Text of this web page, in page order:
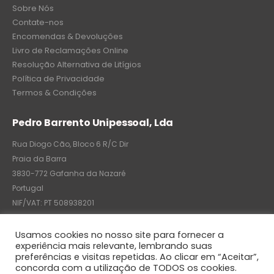
Sobre Nós
Contate-nos
Encomendas & Devoluções
Livro de Reclamações Online
Resolução Alternativa de Litígios
Política de Privacidade
Termos & Condições
Pedro Barrento Unipessoal, Lda
Rua Diogo Cão, Bloco 6 R/C Dir
Praia da Barra
3830-772 Gafanha da Nazaré
Portugal
NIF/VAT: PT 508938201
C.R.C.: 7004-8522-6075
© Pedro Barrento Unipessoal, Lda. 2020. All Rights Reserved
Usamos cookies no nosso site para fornecer a
experiência mais relevante, lembrando suas
preferências e visitas repetidas. Ao clicar em “Aceitar”,
concorda com a utilização de TODOS os cookies.